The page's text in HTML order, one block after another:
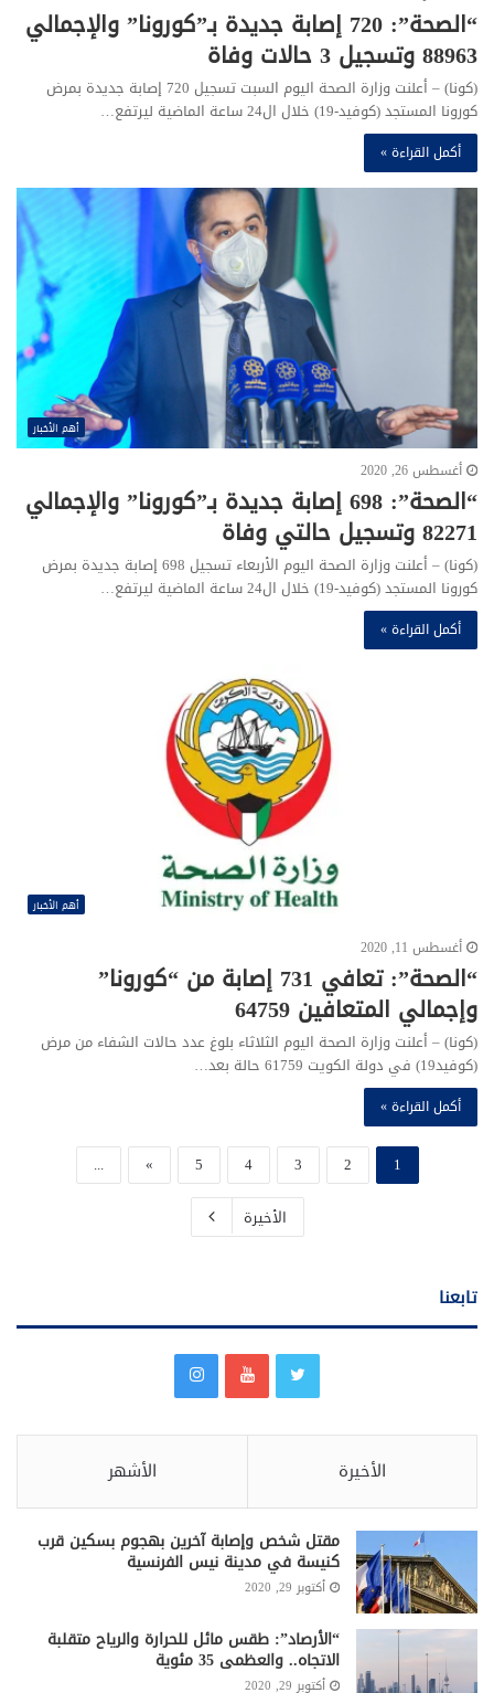
“الصحة”: 720 إصابة جديدة بـ”كورونا” والإجمالي
88963 وتسجيل 3 حالات وفاة
(كونا) – أعلنت وزارة الصحة اليوم السبت تسجيل 720 إصابة جديدة بمرض
كورونا المستجد (كوفيد-19) خلال ال24 ساعة الماضية ليرتفع…
أكمل القراءة »
أهم الأخبار
أغسطس 26, 2020
“الصحة”: 698 إصابة جديدة بـ”كورونا” والإجمالي
82271 وتسجيل حالتي وفاة
(كونا) – أعلنت وزارة الصحة اليوم الأربعاء تسجيل 698 إصابة جديدة بمرض
كورونا المستجد (كوفيد-19) خلال ال24 ساعة الماضية ليرتفع…
أكمل القراءة »
أهم الأخبار
أغسطس 11, 2020
“الصحة”: تعافي 731 إصابة من “كورونا”
وإجمالي المتعافين 64759
(كونا) – أعلنت وزارة الصحة الیوم الثلاثاء بلوغ عدد حالات الشفاء من مرض
(کوفید19) في دولة الكویت 61759 حالة بعد…
أكمل القراءة »
1
2
3
4
5
»
...
الأخيرة
تابعنا
الأخيرة الأشهر
مقتل شخص وإصابة آخرين بهجوم بسكين قرب
كنيسة في مدينة نيس الفرنسية
أكتوبر 29, 2020
“الأرصاد”: طقس مائل للحرارة والرياح متقلبة
الاتجاه.. والعظمى 35 مئوية
أكتوبر 29, 2020